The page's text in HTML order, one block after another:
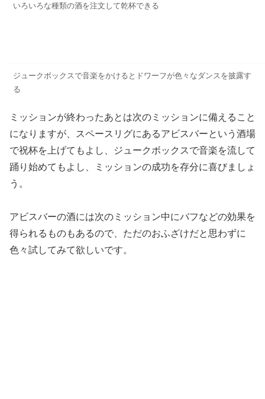
いろいろな種類の酒を注文して乾杯できる
ジュークボックスで音楽をかけるとドワーフが色々なダンスを披露す
る
ミッションが終わったあとは次のミッションに備えること
になりますが、スペースリグにあるアビスバーという酒場
で祝杯を上げてもよし、ジュークボックスで音楽を流して
踊り始めてもよし、ミッションの成功を存分に喜びましょ
う。
アビスバーの酒には次のミッション中にバフなどの効果を
得られるものもあるので、ただのおふざけだと思わずに
色々試してみて欲しいです。